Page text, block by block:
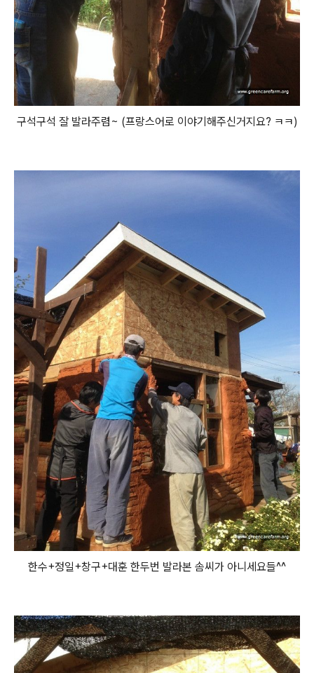
구석구석 잘 발라주렴~ (프랑스어로 이야기해주신거지요? ㅋㅋ)
한수+정일+창구+대훈 한두번 발라본 솜씨가 아니세요들^^